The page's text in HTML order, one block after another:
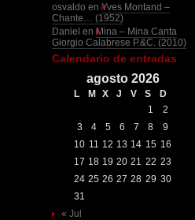
osvaldo en Yves Montand –
Chante… (1952)
Daniel en Mina – Mina Canta
Giorgio Calabrese P.&C. (2010)
Calendario de entradas
agosto 2026
L M X J V S
D
1
2
3
4 5 6 7 8
9
10 11 12 13 14 15 16
17 18 19 20 21 22 23
24 25 26 27 28 29 30
31
« Jul